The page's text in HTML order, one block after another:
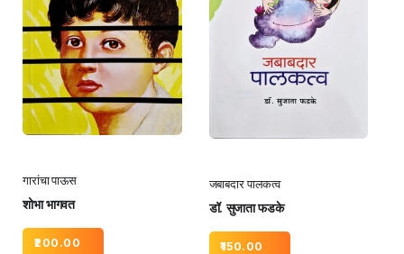
गारांचा पाऊस
शोभा भागवत
200.00
जबाबदार पालकत्व
डॉ. सुजाता फडके
150.00